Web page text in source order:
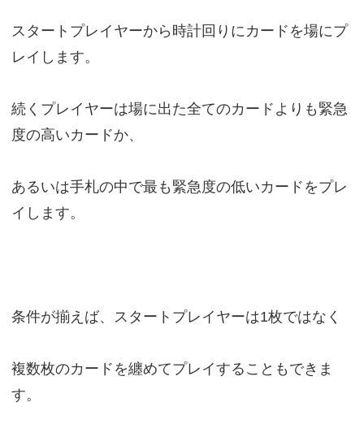
スタートプレイヤーから時計回りにカードを場にプ
レイします。
続くプレイヤーは場に出た全てのカードよりも緊急
度の高いカードか、
あるいは手札の中で最も緊急度の低いカードをプレ
イします。
条件が揃えば、スタートプレイヤーは1枚ではなく
複数枚のカードを纏めてプレイすることもできま
す。